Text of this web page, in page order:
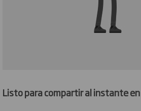
Listo para compartir al instante